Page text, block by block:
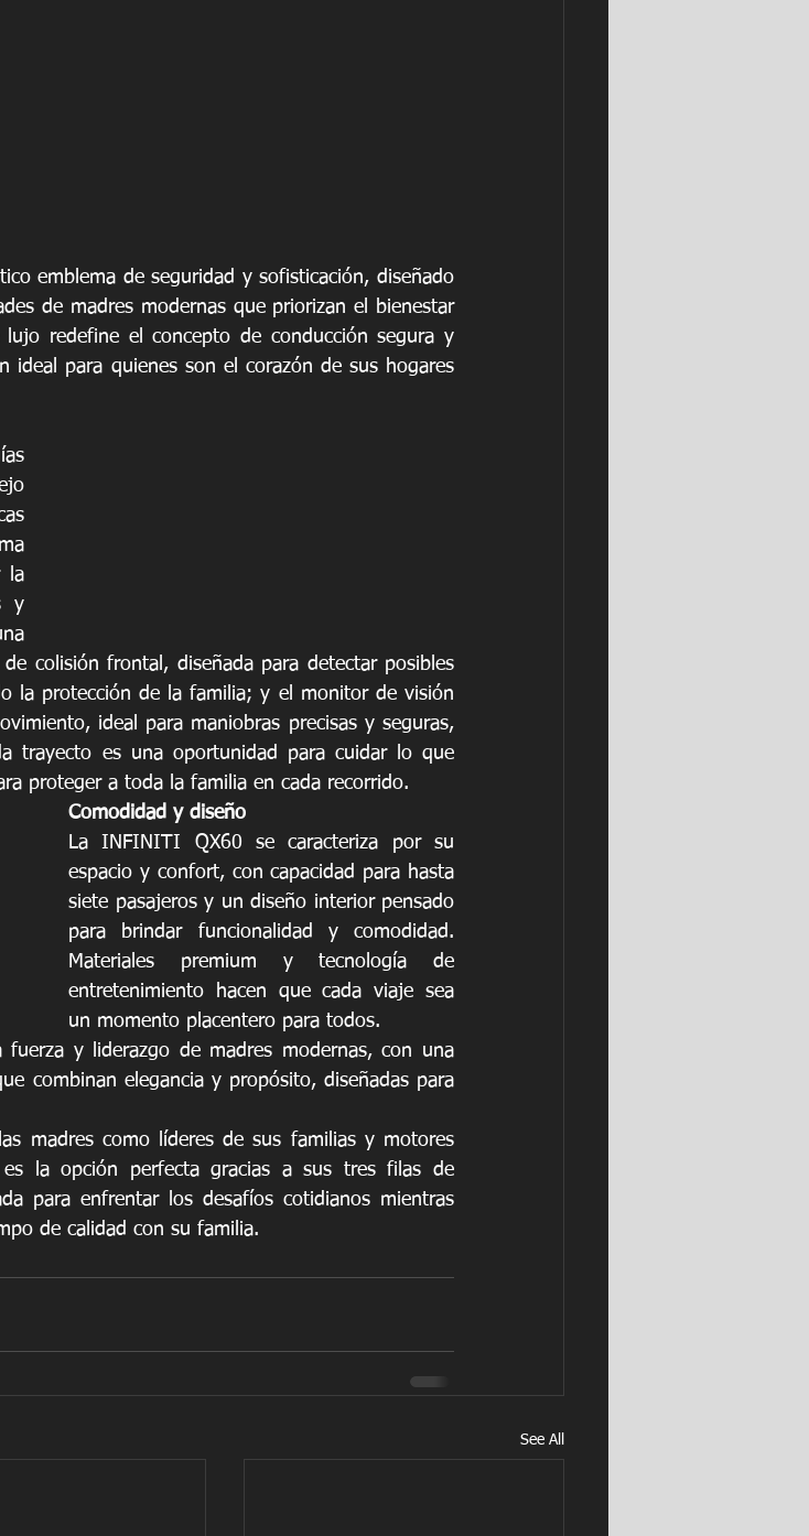
emblema de seguridad y sofisticación, diseñado
de madres modernas que priorizan el bienestar
redefine el concepto de conducción segura y
ideal para quienes son el corazón de sus hogares
la
y
colisión frontal, diseñada para detectar posibles
la protección de la familia; y el monitor de visión
ideal para maniobras precisas y seguras,
trayecto es una oportunidad para cuidar lo que
proteger a toda la familia en cada recorrido.
Comodidad y diseño
La INFINITI QX60 se caracteriza por su
espacio y confort, con capacidad para hasta
siete pasajeros y un diseño interior pensado
para brindar funcionalidad y comodidad.
Materiales premium y tecnología de
entretenimiento hacen que cada viaje sea
un momento placentero para todos.
y liderazgo de madres modernas, con una
combinan elegancia y propósito, diseñadas para
madres como líderes de sus familias y motores
la opción perfecta gracias a sus tres filas de
para enfrentar los desafíos cotidianos mientras
de calidad con su familia.
See All